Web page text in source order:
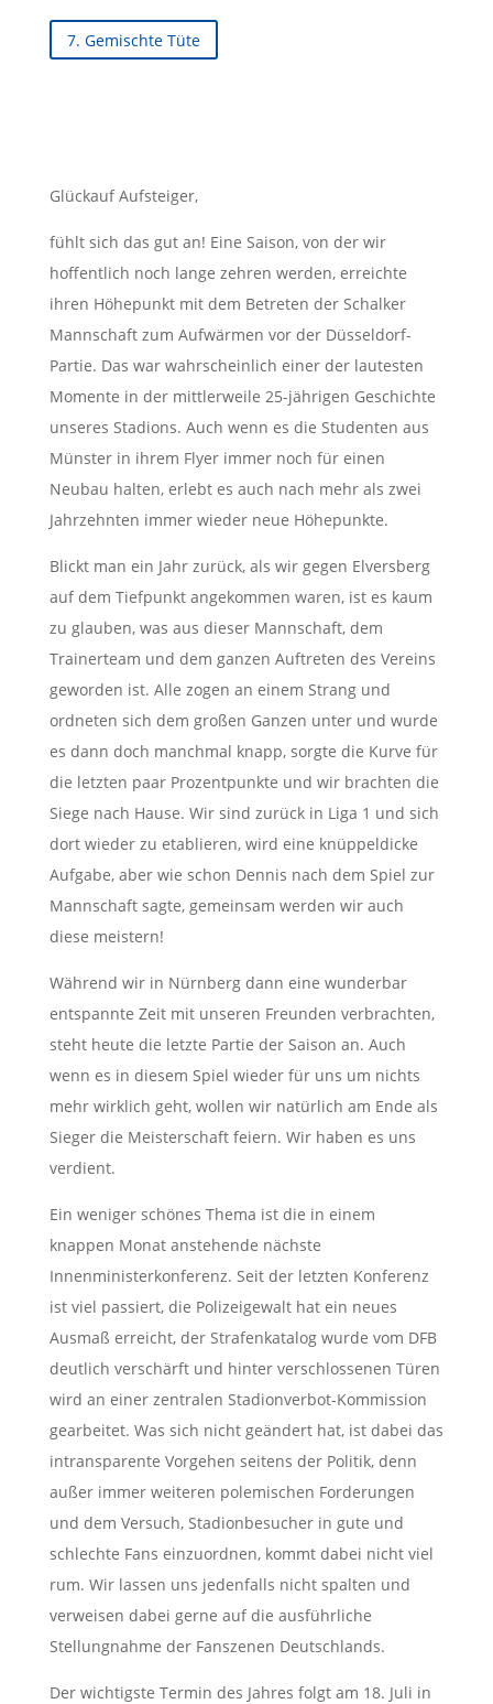
7. Gemischte Tüte
Glückauf Aufsteiger,
fühlt sich das gut an! Eine Saison, von der wir
hoffentlich noch lange zehren werden, erreichte
ihren Höhepunkt mit dem Betreten der Schalker
Mannschaft zum Aufwärmen vor der Düsseldorf-
Partie. Das war wahrscheinlich einer der lautesten
Momente in der mittlerweile 25-jährigen Geschichte
unseres Stadions. Auch wenn es die Studenten aus
Münster in ihrem Flyer immer noch für einen
Neubau halten, erlebt es auch nach mehr als zwei
Jahrzehnten immer wieder neue Höhepunkte.
Blickt man ein Jahr zurück, als wir gegen Elversberg
auf dem Tiefpunkt angekommen waren, ist es kaum
zu glauben, was aus dieser Mannschaft, dem
Trainerteam und dem ganzen Auftreten des Vereins
geworden ist. Alle zogen an einem Strang und
ordneten sich dem großen Ganzen unter und wurde
es dann doch manchmal knapp, sorgte die Kurve für
die letzten paar Prozentpunkte und wir brachten die
Siege nach Hause. Wir sind zurück in Liga 1 und sich
dort wieder zu etablieren, wird eine knüppeldicke
Aufgabe, aber wie schon Dennis nach dem Spiel zur
Mannschaft sagte, gemeinsam werden wir auch
diese meistern!
Während wir in Nürnberg dann eine wunderbar
entspannte Zeit mit unseren Freunden verbrachten,
steht heute die letzte Partie der Saison an. Auch
wenn es in diesem Spiel wieder für uns um nichts
mehr wirklich geht, wollen wir natürlich am Ende als
Sieger die Meisterschaft feiern. Wir haben es uns
verdient.
Ein weniger schönes Thema ist die in einem
knappen Monat anstehende nächste
Innenministerkonferenz. Seit der letzten Konferenz
ist viel passiert, die Polizeigewalt hat ein neues
Ausmaß erreicht, der Strafenkatalog wurde vom DFB
deutlich verschärft und hinter verschlossenen Türen
wird an einer zentralen Stadionverbot-Kommission
gearbeitet. Was sich nicht geändert hat, ist dabei das
intransparente Vorgehen seitens der Politik, denn
außer immer weiteren polemischen Forderungen
und dem Versuch, Stadionbesucher in gute und
schlechte Fans einzuordnen, kommt dabei nicht viel
rum. Wir lassen uns jedenfalls nicht spalten und
verweisen dabei gerne auf die ausführliche
Stellungnahme der Fanszenen Deutschlands.
Der wichtigste Termin des Jahres folgt am 18. Juli in